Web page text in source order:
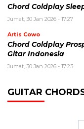
Chord Coldplay
Jumat, 30 Jan 2026 - 17:27
Artis Cowo
Chord Coldplay
Gitar Indonesia
Jumat, 30 Jan 2026 - 17:23
GUITAR